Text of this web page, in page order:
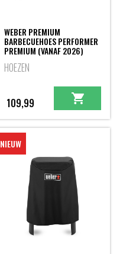
WEBER PREMIUM
BARBECUEHOES PERFORMER
PREMIUM (VANAF 2026)
HOEZEN
109,99
NIEUW